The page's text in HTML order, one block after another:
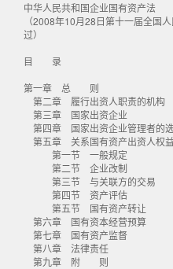
中华人民共和国企业国有资产法
（2008年10月28日第十一届全国
过）
目 录
第一章 总 则
第二章 履行出资人职责的机构
第三章 国家出资企业
第四章 国家出资企业管理者的
第五章 关系国有资产出资人权
第一节 一般规定
第二节 企业改制
第三节 与关联方的交易
第四节 资产评估
第五节 国有资产转让
第六章 国有资本经营预算
第七章 国有资产监督
第八章 法律责任
第九章 附 则